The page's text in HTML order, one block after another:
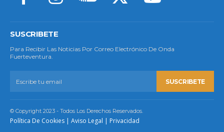
SUSCRIBETE
Para Recibir Las Noticias Por Correo Electrónico De Onda
Fuerteventura.
SUSCRIBETE
© Copyright 2023 - Todos Los Derechos Reservados.
Política De Cookies | Aviso Legal | Privacidad